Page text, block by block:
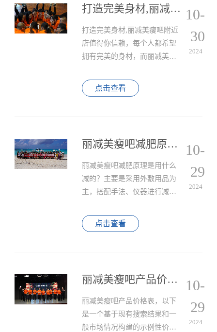
打造完美身材,丽减美瘦吧附近店值得你信赖
打造完美身材,丽减美瘦吧附近
店值得你信赖，每个人都希望
拥有完美的身材，而丽减美瘦
不二选择。
点击查看
10-
30
2024
丽减美瘦吧减肥原理是用什么减的？
丽减美瘦吧减肥原理是用什么
减的？主要是采用外敷用品为
主，搭配手法、仪器进行减
过外用、内服以及养成良好的
健康生活习惯综合进行减肥。
点击查看
10-
29
2024
丽减美瘦吧产品价格表
丽减美瘦吧产品价格表，以下
是一个基于现有搜索结果和一
般市场情况构建的示例性价格
10-
29
2024